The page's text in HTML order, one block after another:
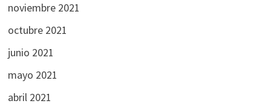
noviembre 2021
octubre 2021
junio 2021
mayo 2021
abril 2021